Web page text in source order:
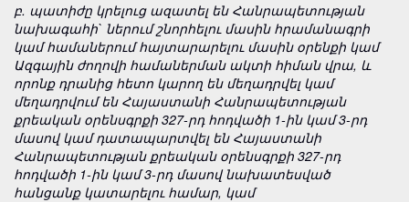
բ. պատիժը կրելուց ազատել են Հանրապետության
նախագահի` ներում շնորհելու մասին հրամանագրի
կամ համաներում հայտարարելու մասին օրենքի կամ
Ազգային ժողովի համաներման ակտի հիման վրա, և
որոնք դրանից հետո կարող են մեղադրվել կամ
մեղադրվում են Հայաստանի Հանրապետության
քրեական օրենսգրքի 327-րդ հոդվածի 1-ին կամ 3-րդ
մասով կամ դատապարտվել են Հայաստանի
Հանրապետության քրեական օրենսգրքի 327-րդ
հոդվածի 1-ին կամ 3-րդ մասով նախատեսված
հանցանք կատարելու համար, կամ